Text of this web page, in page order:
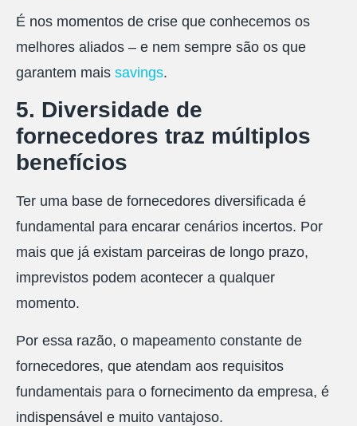
É nos momentos de crise que conhecemos os
melhores aliados – e nem sempre são os que
garantem mais savings.
5. Diversidade de
fornecedores traz múltiplos
benefícios
Ter uma base de fornecedores diversificada é
fundamental para encarar cenários incertos. Por
mais que já existam parceiras de longo prazo,
imprevistos podem acontecer a qualquer
momento.
Por essa razão, o mapeamento constante de
fornecedores, que atendam aos requisitos
fundamentais para o fornecimento da empresa, é
indispensável e muito vantajoso.